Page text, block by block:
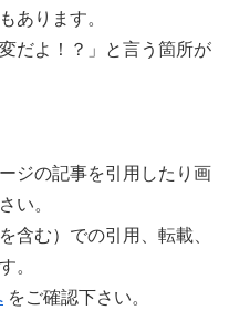
あります。
だよ！？」と言う箇所が
ジの記事を引用したり画
い。
含む）での引用、転載、
。
をご確認下さい。